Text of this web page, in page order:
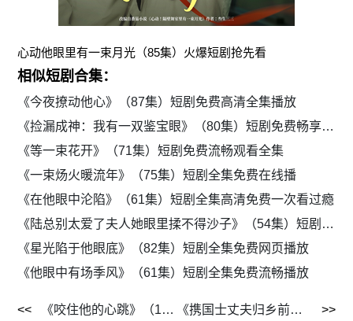
心动他眼里有一束月光（85集）火爆短剧抢先看
相似短剧合集：
《今夜撩动他心》（87集）短剧免费高清全集播放
《捡漏成神：我有一双鉴宝眼》（80集）短剧免费畅享高清全集
《等一束花开》（71集）短剧免费流畅观看全集
《一束炀火暖流年》（75集）短剧全集免费在线播
《在他眼中沦陷》（61集）短剧全集高清免费一次看过瘾
《陆总别太爱了夫人她眼里揉不得沙子》（54集）短剧全集免费随心看
《星光陷于他眼底》（82集）短剧全集免费网页播放
《他眼中有场季风》（61集）短剧全集免费流畅播放
《咬住他的心跳》（100集）短剧免费在线看全集 《携国士丈夫归乡前男友全家破防》（79集）短剧全集免费观影